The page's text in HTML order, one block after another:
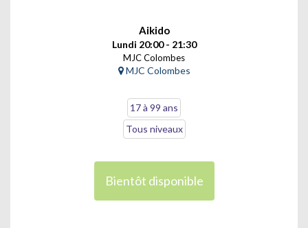
Aikido
Lundi 20:00 - 21:30
MJC Colombes
MJC Colombes
17 à 99 ans
Tous niveaux
Bientôt disponible